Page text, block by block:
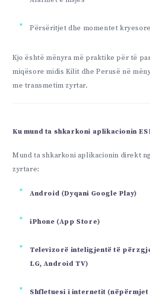
Përsëritjet dhe momentet
Kjo është mënyra më praktike për të
miqësore midis Kilit dhe Perusë në
me transmetim zyrtar.
Ku mund ta shkarkoni aplikacionin
Mund ta shkarkoni aplikacionin direkt
zyrtare:
Android (Dyqani Google Play)
iPhone (App Store)
Televizorë inteligjentë të
LG, Android TV)
Shfletuesi i internetit (nëpërmjet